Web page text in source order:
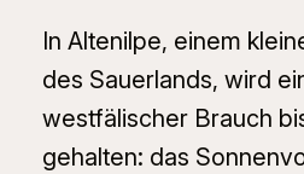
In Altenilpe, einem
des Sauerlands, wird
westfälischer Brauch
gehalten: das